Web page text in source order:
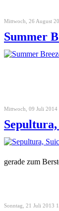
Mittwoch, 26 August
Summer
Mittwoch, 09 Juli 2014
gerade zum
Sonntag, 21 Juli 2013